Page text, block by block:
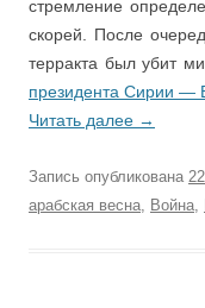
стремление
скорей. После
терракта был убит
президента Сирии —
Читать далее →
Запись опубликована
арабская весна, Война,